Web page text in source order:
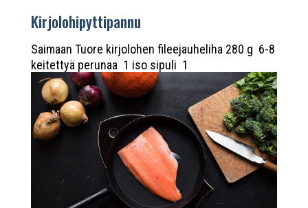
Kirjolohipyttipannu
Saimaan Tuore kirjolohen fileejauheliha 280 g 6-8
keitettyä perunaa 1 iso sipuli 1
valkosipulinkynsi 1-2 rkl voita paistamiseen 1 tl
suolaa 1/3 tl sitruunanpippuria ripaus
mustapippuria Tarjoiluun:...